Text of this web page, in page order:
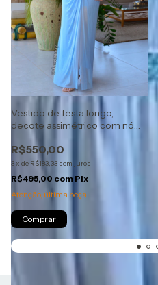
Vestido de festa longo,
decote assimétrico com nó
fake na cintura - Azul Serenity
R$550,00
3x de R$183,33 sem juros
R$495,00 com Pix
Atenção, última peça!
Comprar